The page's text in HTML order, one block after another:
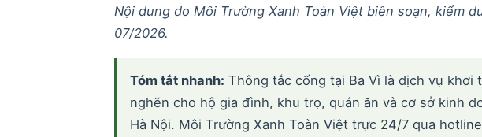
Nội dung do Môi Trường Xanh Toàn Việt biên soạn, kiểm
07/2026.
Tóm tắt nhanh: Thông tắc cống tại Ba Vì là dịch vụ
nghẽn cho hộ gia đình, khu trọ, quán ăn và cơ sở kinh
Hà Nội. Môi Trường Xanh Toàn Việt trực 24/7 qua hotline